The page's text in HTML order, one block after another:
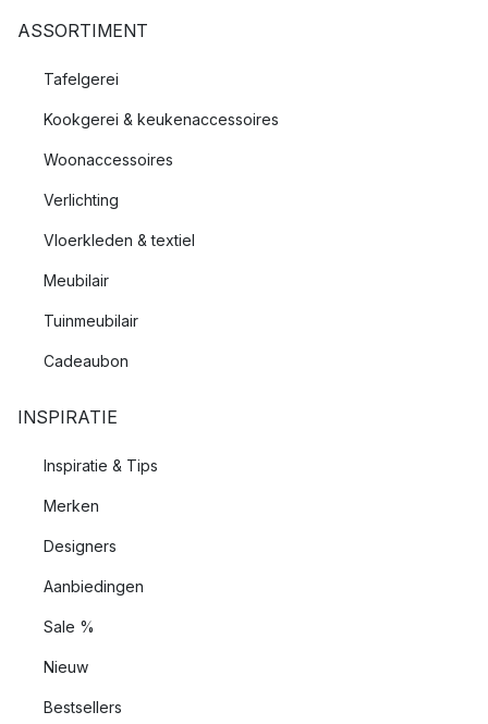
ASSORTIMENT
Tafelgerei
Kookgerei & keukenaccessoires
Woonaccessoires
Verlichting
Vloerkleden & textiel
Meubilair
Tuinmeubilair
Cadeaubon
INSPIRATIE
Inspiratie & Tips
Merken
Designers
Aanbiedingen
Sale %
Nieuw
Bestsellers